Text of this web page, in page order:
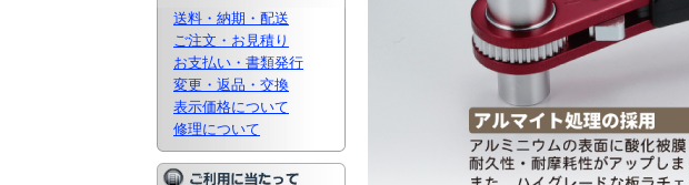
送料・納期・配送
ご注文・お見積り
お支払い・書類発行
変更・返品・交換
表示価格について
修理について